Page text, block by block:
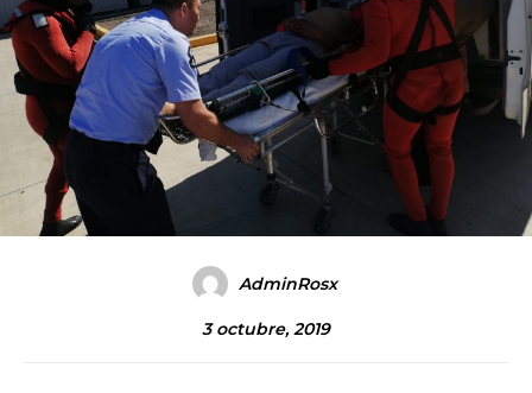
AdminRosx
3 octubre, 2019